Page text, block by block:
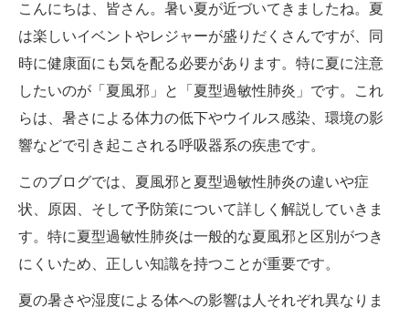
こんにちは、皆さん。暑い夏が近づいてきましたね。夏
は楽しいイベントやレジャーが盛りだくさんですが、同
時に健康面にも気を配る必要があります。特に夏に注意
したいのが「夏風邪」と「夏型過敏性肺炎」です。これ
らは、暑さによる体力の低下やウイルス感染、環境の影
響などで引き起こされる呼吸器系の疾患です。
このブログでは、夏風邪と夏型過敏性肺炎の違いや症
状、原因、そして予防策について詳しく解説していきま
す。特に夏型過敏性肺炎は一般的な夏風邪と区別がつき
にくいため、正しい知識を持つことが重要です。
夏の暑さや湿度による体への影響は人それぞれ異なりま